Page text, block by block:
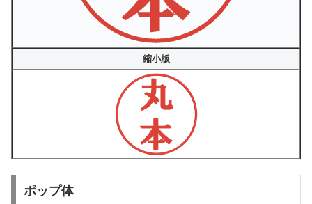
縮小版
ポップ体